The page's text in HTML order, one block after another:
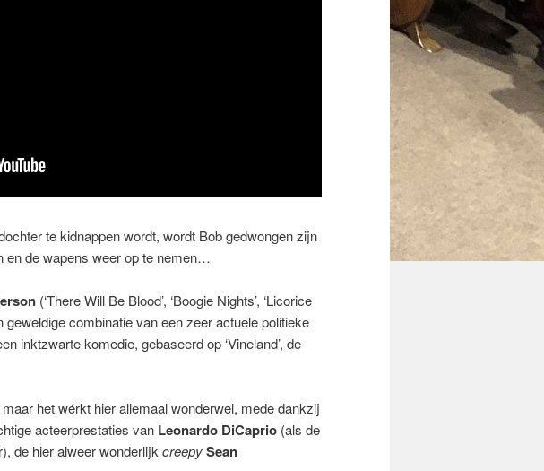
te kidnappen wordt, wordt Bob gedwongen zijn
en de wapens weer op te nemen…
(‘There Will Be Blood’, ‘Boogie Nights’, ‘Licorice
geweldige combinatie van een zeer actuele politieke
inktzwarte komedie, gebaseerd op ‘Vineland’, de
het wérkt hier allemaal wonderwel, mede dankzij
acteerprestaties van Leonardo DiCaprio (als de
de hier alweer wonderlijkcreepySean